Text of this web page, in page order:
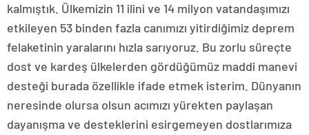
kalmıştık. Ülkemizin 11 ilini ve 14 milyon vatandaşımızı
etkileyen 53 binden fazla canımızı yitirdiğimiz deprem
felaketinin yaralarını hızla sarıyoruz. Bu zorlu süreçte
dost ve kardeş ülkelerden gördüğümüz maddi manevi
desteği burada özellikle ifade etmek isterim. Dünyanın
neresinde olursa olsun acımızı yürekten paylaşan
dayanışma ve desteklerini esirgemeyen dostlarımıza